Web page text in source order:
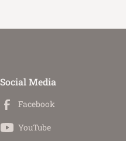
Social Media
Facebook
YouTube